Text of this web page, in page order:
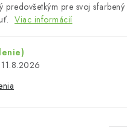
predovšetkým pre svoj sfarbený
Viac informácií
11.8.2026